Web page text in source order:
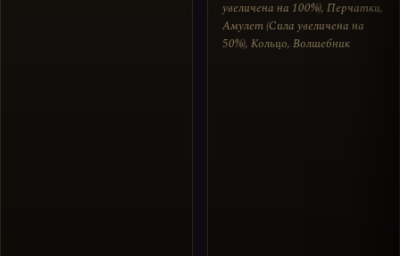
увеличена на 100%), Перчатки,
Амулет (Сила увеличена на
50%), Кольцо, Волшебник